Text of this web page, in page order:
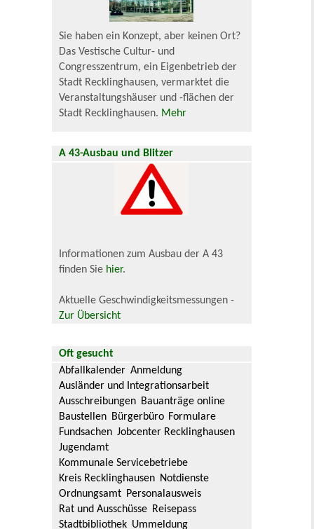
Sie haben ein Konzept, aber keinen Ort?
Das Vestische Cultur- und
Congresszentrum, ein Eigenbetrieb der
Stadt Recklinghausen, vermarktet die
Veranstaltungshäuser und -flächen der
Stadt Recklinghausen. Mehr
A 43-Ausbau und Blitzer
Informationen zum Ausbau der A 43
finden Sie hier.
Aktuelle Geschwindigkeitsmessungen -
Zur Übersicht
Oft gesucht
Abfallkalender Anmeldung
Ausländer und Integrationsarbeit
Ausschreibungen Bauanträge online
Baustellen Bürgerbüro Formulare
Fundsachen Jobcenter Recklinghausen
Jugendamt
Kommunale Servicebetriebe
Kreis Recklinghausen Notdienste
Ordnungsamt Personalausweis
Rat und Ausschüsse Reisepass
Stadtbibliothek Ummeldung